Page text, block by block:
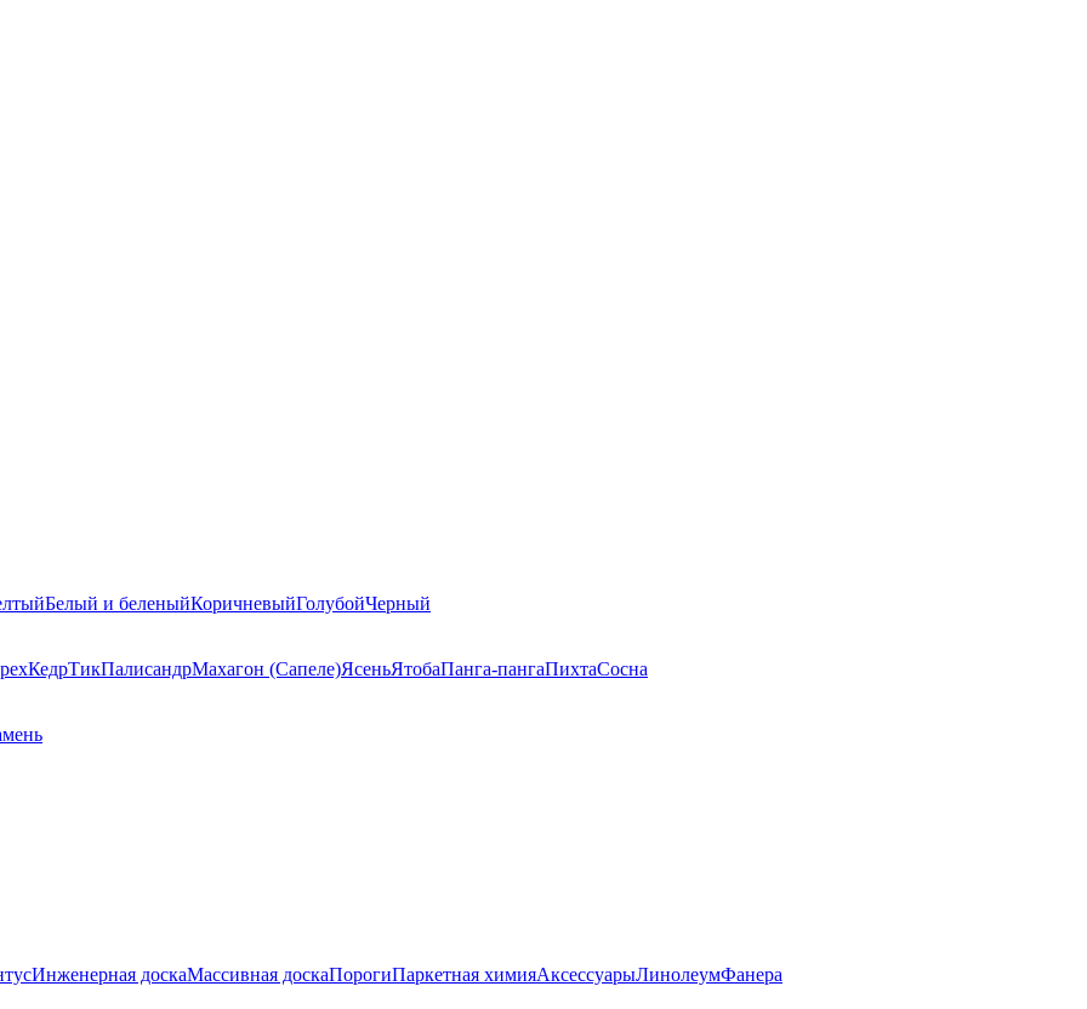
Белый и беленыйКоричневыйГолубойЧерный
КедрТикПалисандрМахагон (Сапеле)ЯсеньЯтобаПанга-пангаПихтаСосна
Инженерная доскаМассивная доскаПорогиПаркетная химияАксессуарыЛинолеумФанера